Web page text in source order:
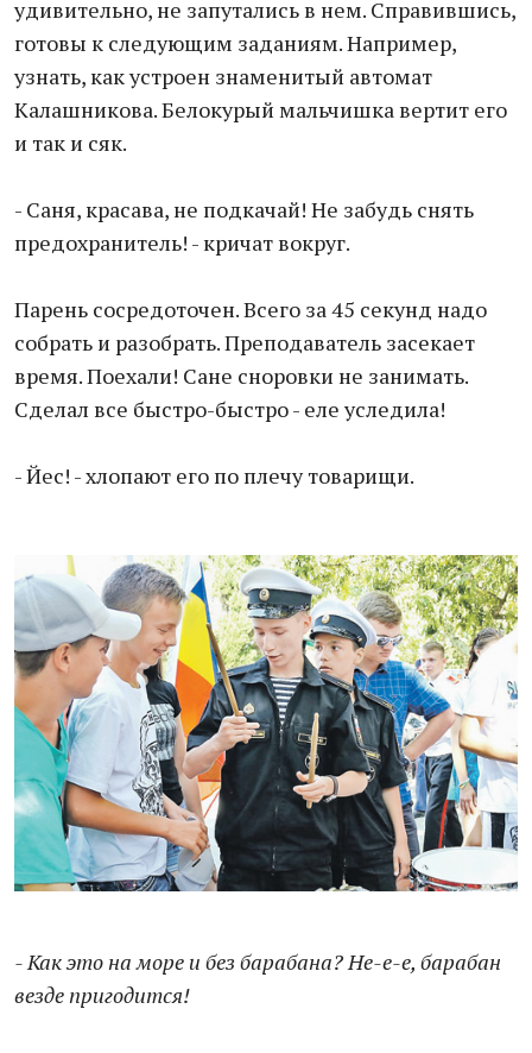
удивительно, не запутались в нем. Справившись,
готовы к следующим заданиям. Например,
узнать, как устроен знаменитый автомат
Калашникова. Белокурый мальчишка вертит его
и так и сяк.
- Саня, красава, не подкачай! Не забудь снять
предохранитель! - кричат вокруг.
Парень сосредоточен. Всего за 45 секунд надо
собрать и разобрать. Преподаватель засекает
время. Поехали! Сане сноровки не занимать.
Сделал все быстро-быстро - еле уследила!
- Йес! - хлопают его по плечу товарищи.
- Как это на море и без барабана? Не-е-е, барабан
везде пригодится!